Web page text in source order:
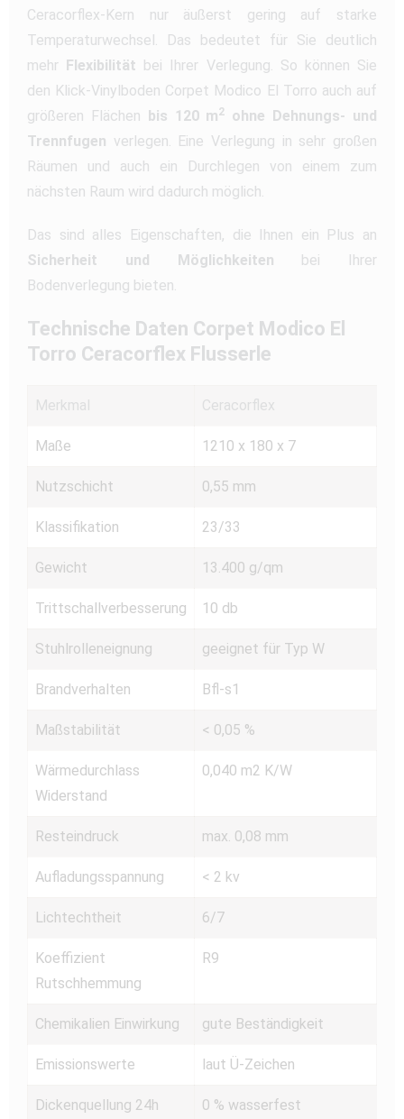
Ceracorflex-Kern nur äußerst gering auf starke
Temperaturwechsel. Das bedeutet für Sie deutlich
mehr
Flexibilität bei Ihrer Verlegung. So können Sie
den Klick-Vinylboden Corpet Modico El Torro auch auf
größeren Flächen
bis 120 m2
ohne Dehnungs- und
Trennfugen verlegen. Eine Verlegung in sehr großen
Räumen und auch ein Durchlegen von einem zum
nächsten Raum wird dadurch möglich.
Das sind alles Eigenschaften, die Ihnen ein Plus an
Sicherheit und Möglichkeiten bei Ihrer
Bodenverlegung bieten.
Technische Daten Corpet Modico El
Torro Ceracorflex Flusserle
Merkmal Ceracorflex
Maße 1210 x 180 x 7
Nutzschicht 0,55 mm
Klassifikation 23/33
Gewicht 13.400 g/qm
Trittschallverbesserung 10 db
Stuhlrolleneignung geeignet für Typ W
Brandverhalten Bfl-s1
Maßstabilität < 0,05 %
Wärmedurchlass
Widerstand
0,040 m2 K/W
Resteindruck max. 0,08 mm
Aufladungsspannung < 2 kv
Lichtechtheit 6/7
Koeffizient
Rutschhemmung
R9
Chemikalien Einwirkung gute Beständigkeit
Emissionswerte laut Ü-Zeichen
Dickenquellung 24h 0 % wasserfest